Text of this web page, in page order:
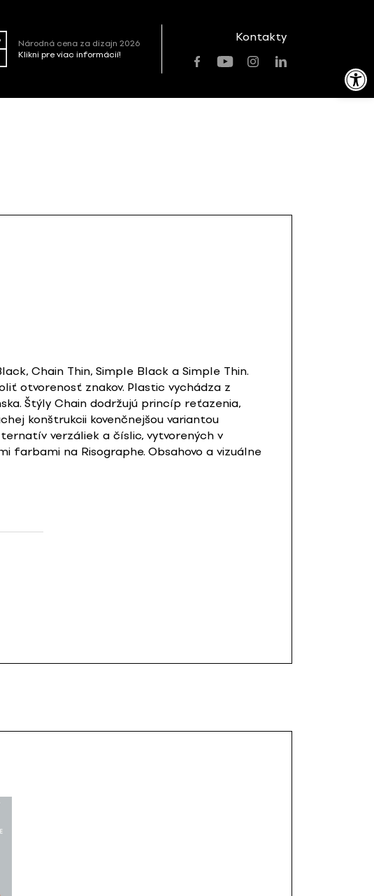
Open toolbar
Národná cena za dizajn 2026
Klikni pre viac informácií!
Kontakty
Chain Thin, Simple Black a Simple Thin.
otvorenosť znakov. Plastic vychádza z
Štýly Chain dodržujú princíp reťazenia,
konštrukcii kovenčnejšou variantou
verzáliek a číslic, vytvorených v
farbami na Risographe. Obsahovo a vizuálne